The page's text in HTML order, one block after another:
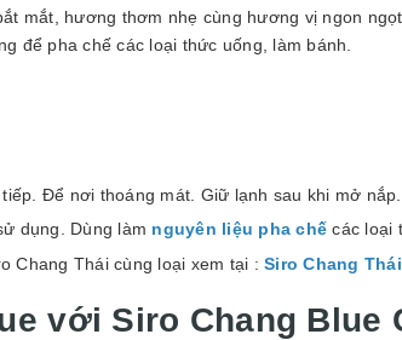
mắt, hương thơm nhẹ cùng hương vị ngon
để pha chế các loại thức uống, làm bánh.
Để nơi thoáng mát. Giữ lạnh sau khi mở nắp.
dụng. Dùng làm nguyên liệu pha chế các loại
Chang Thái cùng loại xem tại : Siro Chang
với Siro Chang Blue